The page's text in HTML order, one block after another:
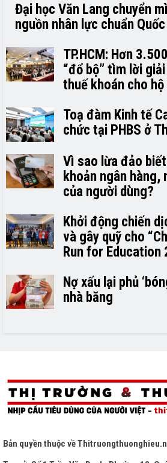
Đại học Văn Lang chuyển
nguồn nhân lực chuẩn
TP.HCM: Hơn
“đổ bộ” tìm lời
thuế khoán cho
Toạ đàm Kinh tế
chức tại PHBS ở
Vì sao lừa đảo
khoản ngân hàng,
của người dùng?
Khởi động chiến
và gây quỹ cho
Run for Education
Nợ xấu lại phủ
nhà băng
Bản quyền thuộc về